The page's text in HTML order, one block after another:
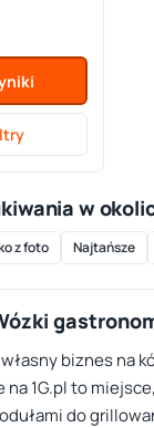
w
z foto Najtańsze
biznes na
1G.pl to
do